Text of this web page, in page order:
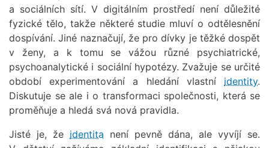
a sociálních sítí. V digitálním prostředí není důležité
fyzické tělo, takže některé studie mluví o odtělesnění
dospívání. Jiné naznačují, že pro dívky je těžké dospět
v ženy, a k tomu se vážou různé psychiatrické,
psychoanalytické i sociální hypotézy. Zvažuje se určité
období experimentování a hledání vlastní identity.
Diskutuje se ale i o transformaci společnosti, která se
proměňuje a hledá svá nová pravidla.
Jisté je, že identita není pevně dána, ale vyvíjí se.